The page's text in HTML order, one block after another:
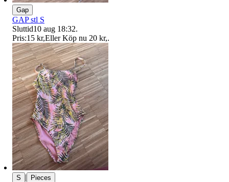
Gap
GAP stl S
Sluttid10 aug 18:32.
Pris:15 kr,Eller Köp nu 20 kr,.
S | Pieces